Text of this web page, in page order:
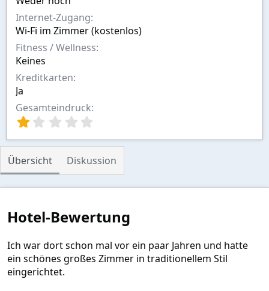
Internet-Zugang
Wi-Fi im Zimmer (kostenlos)
Fitness / Wellness
Keines
Kreditkarten
Ja
Gesamteindruck
0
0
S
t
e
n
(
)
Übersicht Diskussion
Hotel-Bewertung
Ich war dort schon mal vor ein paar Jahren und hatte
ein schönes großes Zimmer in traditionellem Stil
eingerichtet.